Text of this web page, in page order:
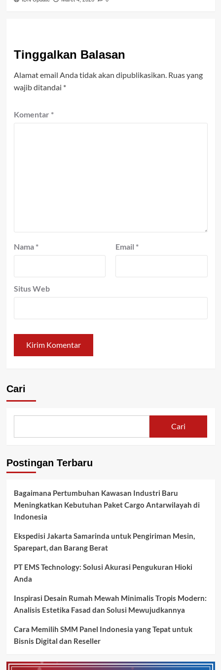
Tinggalkan Balasan
Alamat email Anda tidak akan dipublikasikan. Ruas yang
wajib ditandai *
Komentar *
Nama * Email *
Situs Web
Cari
Cari
Postingan Terbaru
Bagaimana Pertumbuhan Kawasan Industri Baru
Meningkatkan Kebutuhan Paket Cargo Antarwilayah di
Indonesia
Ekspedisi Jakarta Samarinda untuk Pengiriman Mesin,
Sparepart, dan Barang Berat
PT EMS Technology: Solusi Akurasi Pengukuran Hioki
Anda
Inspirasi Desain Rumah Mewah Minimalis Tropis Modern:
Analisis Estetika Fasad dan Solusi Mewujudkannya
Cara Memilih SMM Panel Indonesia yang Tepat untuk
Bisnis Digital dan Reseller